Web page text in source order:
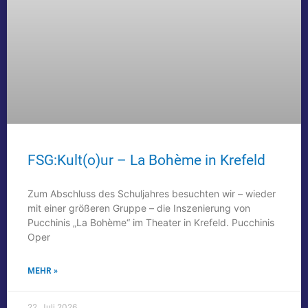
FSG:Kult(o)ur – La Bohème in Krefeld
Zum Abschluss des Schuljahres besuchten wir – wieder
mit einer größeren Gruppe – die Inszenierung von
Pucchinis „La Bohème“ im Theater in Krefeld. Pucchinis
Oper
MEHR »